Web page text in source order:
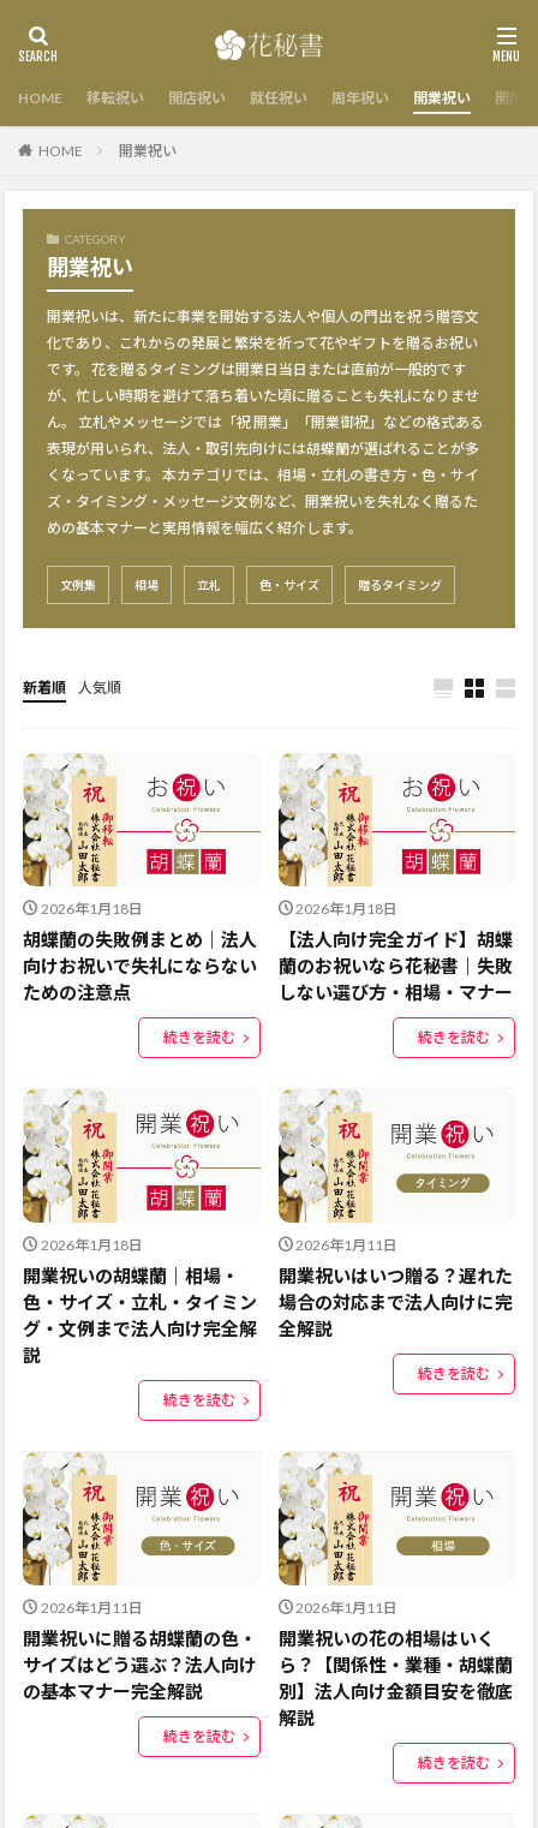
HOME 移転祝い 開店祝い 就任祝い 周年祝い 開業祝い 開院
HOME 開業祝い
CATEGORY
開業祝い
開業祝いは、新たに事業を開始する法人や個人の門出を祝う贈答文
化であり、これからの発展と繁栄を祈って花やギフトを贈るお祝い
です。 花を贈るタイミングは開業日当日または直前が一般的です
が、忙しい時期を避けて落ち着いた頃に贈ることも失礼になりませ
ん。 立札やメッセージでは「祝 開業」「開業御祝」などの格式ある
表現が用いられ、法人・取引先向けには胡蝶蘭が選ばれることが多
くなっています。 本カテゴリでは、相場・立札の書き方・色・サイ
ズ・タイミング・メッセージ文例など、開業祝いを失礼なく贈るた
めの基本マナーと実用情報を幅広く紹介します。
文例集 相場 立札 色・サイズ 贈るタイミング
新着順 人気順
2026年1月18日
胡蝶蘭の失敗例まとめ｜法人
向けお祝いで失礼にならない
ための注意点
続きを読む
2026年1月18日
【法人向け完全ガイド】胡蝶
蘭のお祝いなら花秘書｜失敗
しない選び方・相場・マナー
続きを読む
2026年1月18日
開業祝いの胡蝶蘭｜相場・
色・サイズ・立札・タイミン
グ・文例まで法人向け完全解
説
続きを読む
2026年1月11日
開業祝いはいつ贈る？遅れた
場合の対応まで法人向けに完
全解説
続きを読む
2026年1月11日
開業祝いに贈る胡蝶蘭の色・
サイズはどう選ぶ？法人向け
の基本マナー完全解説
続きを読む
2026年1月11日
開業祝いの花の相場はいく
ら？【関係性・業種・胡蝶蘭
別】法人向け金額目安を徹底
解説
続きを読む